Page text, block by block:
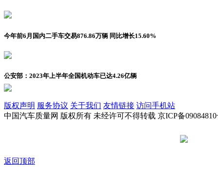
今年前6月国内二手车交易876.86万辆 同比增长15.60%
公安部：2023年上半年全国机动车已达4.26亿辆
版权声明 服务协议 关于我们 友情链接 访问手机站
中国汽车质量网 版权所有 未经许可不得转载 京ICP备09084810
返回顶部